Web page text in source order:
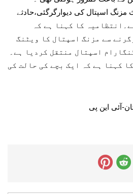
اسپتال کی دیوارگرگئی،حادثے
کا کہنا ہے کہ
سے مزنگ اسپتال کا ویٹنگ
اسپتال منتقل کردیا ہے۔
کہنا ہے کہ ایک بچے کی حالت کی
آئی این پی